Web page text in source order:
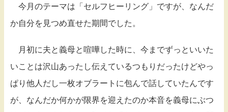
今月のテーマは「セルフヒーリング」ですが、なんだ
か自分を見つめ直せた期間でした。
月初に夫と義母と喧嘩した時に、今までずっといいた
いことは沢山あったし伝えているつもりだったけどやっ
ぱり他人だし一枚オブラートに包んで話していたんです
が、なんだか何かが限界を迎えたのか本音を義母にぶつ